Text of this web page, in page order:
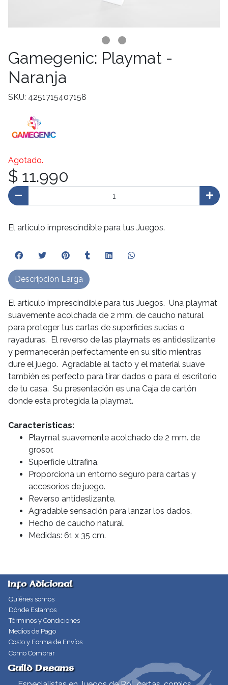
Gamegenic: Playmat -
Naranja
SKU: 4251715407158
Agotado.
$ 11.990
El artículo imprescindible para tus Juegos.
El artículo imprescindible para tus Juegos. Una playmat
suavemente acolchada de 2 mm. de caucho natural
para proteger tus cartas de superficies sucias o
rayaduras. El reverso de las playmats es antideslizante
y permanecerán perfectamente en su sitio mientras
dure el juego. Agradable al tacto y el material suave
también es perfecto para tirar dados o para el escritorio
de tu casa. Su presentación es una Caja de cartón
donde esta protegida la playmat.
Características:
Playmat suavemente acolchado de 2 mm. de
grosor.
Superficie ultrafina.
Proporciona un entorno seguro para cartas y
accesorios de juego.
Reverso antideslizante.
Agradable sensación para lanzar los dados.
Hecho de caucho natural.
Medidas: 61 x 35 cm.
Descripción Larga
Info Adicional
Quiénes somos
Dónde Estamos
Términos y Condiciones
Medios de Pago
Costo y Forma de Envíos
Como Comprar
Guild Dreams